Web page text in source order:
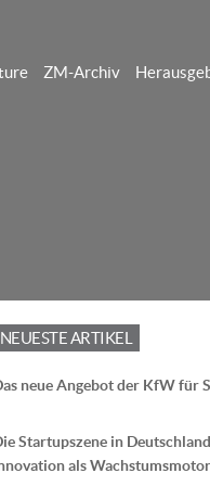
ZM-Archiv
NEUESTE ARTIKEL
neue Angebot der KfW für
Startupszene in
als Wachstumsmotor